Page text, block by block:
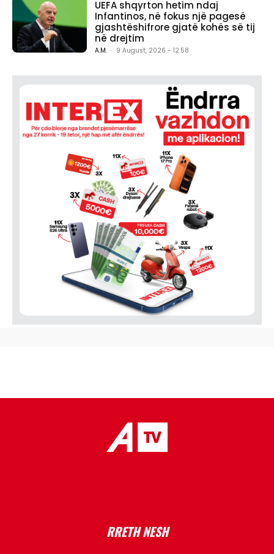
UEFA shqyrton hetim ndaj
Infantinos, në fokus një pagesë
gjashtëshifrore gjatë kohës së tij
në drejtim
A.M. - 9 August, 2026 - 12:58
RRETH NESH